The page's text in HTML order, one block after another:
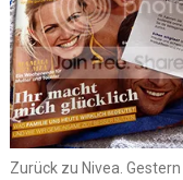
Zurück zu Nivea.